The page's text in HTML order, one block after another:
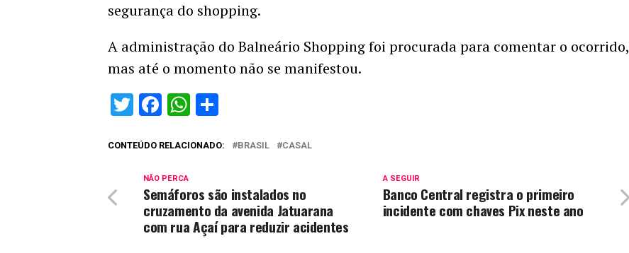
segurança do shopping.
A administração do Balneário Shopping foi procurada para comentar o ocorrido,
mas até o momento não se manifestou.
Twitter
Facebook
WhatsApp
CONTEÚDO RELACIONADO: BRASIL CASAL
A SEGUIR
Banco Central registra o primeiro
incidente com chaves Pix neste ano
NÃO PERCA
Semáforos são instalados no
cruzamento da avenida Jatuarana
com rua Açaí para reduzir acidentes